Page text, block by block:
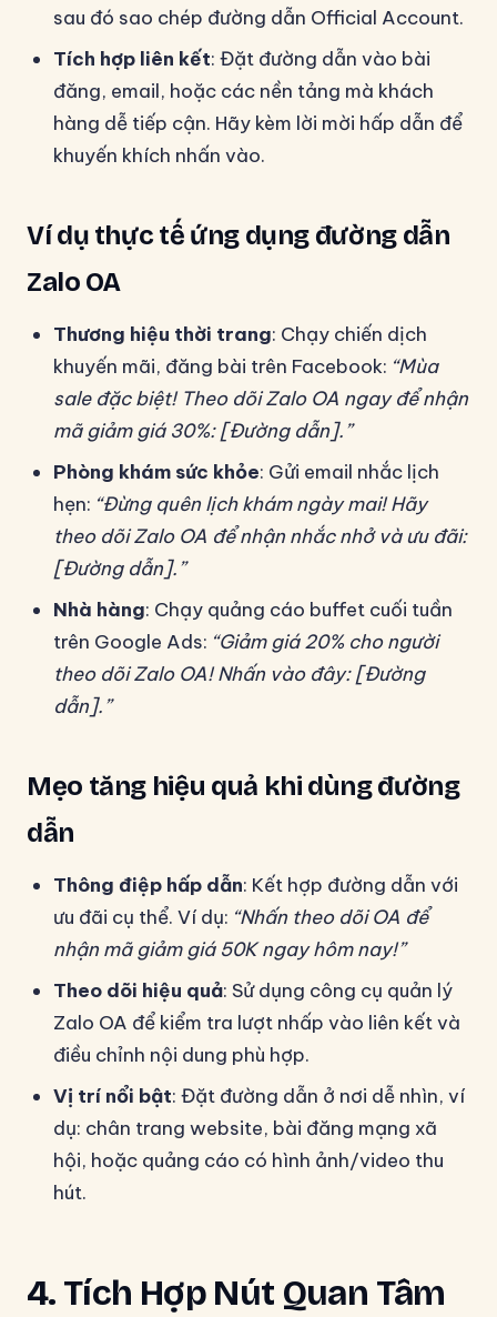
sau đó sao chép đường dẫn Official Account.
Tích hợp liên kết: Đặt đường dẫn vào bài
đăng, email, hoặc các nền tảng mà khách
hàng dễ tiếp cận. Hãy kèm lời mời hấp dẫn để
khuyến khích nhấn vào.
Ví dụ thực tế ứng dụng đường dẫn
Zalo OA
Thương hiệu thời trang: Chạy chiến dịch
khuyến mãi, đăng bài trên Facebook: “Mùa
sale đặc biệt! Theo dõi Zalo OA ngay để nhận
mã giảm giá 30%: [Đường dẫn].”
Phòng khám sức khỏe: Gửi email nhắc lịch
hẹn: “Đừng quên lịch khám ngày mai! Hãy
theo dõi Zalo OA để nhận nhắc nhở và ưu đãi:
[Đường dẫn].”
Nhà hàng: Chạy quảng cáo buffet cuối tuần
trên Google Ads: “Giảm giá 20% cho người
theo dõi Zalo OA! Nhấn vào đây: [Đường
dẫn].”
Mẹo tăng hiệu quả khi dùng đường
dẫn
Thông điệp hấp dẫn: Kết hợp đường dẫn với
ưu đãi cụ thể. Ví dụ: “Nhấn theo dõi OA để
nhận mã giảm giá 50K ngay hôm nay!”
Theo dõi hiệu quả: Sử dụng công cụ quản lý
Zalo OA để kiểm tra lượt nhấp vào liên kết và
điều chỉnh nội dung phù hợp.
Vị trí nổi bật: Đặt đường dẫn ở nơi dễ nhìn, ví
dụ: chân trang website, bài đăng mạng xã
hội, hoặc quảng cáo có hình ảnh/video thu
hút.
4. Tích Hợp Nút Quan Tâm